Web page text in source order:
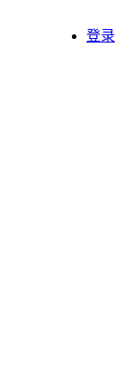
登录